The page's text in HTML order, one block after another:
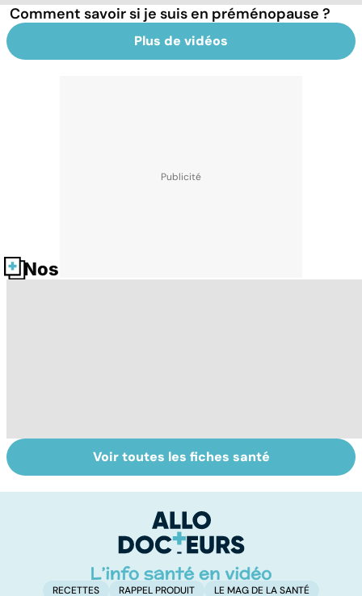
Comment savoir si je suis en préménopause ?
Plus de vidéos
Nos fiches santé
Pollution : quand
le danger vient
Dérèglement
hormonal : et si
surrénales ?
Voir toutes les fiches santé
RECETTES RAPPEL PRODUIT LE MAG DE LA SANTÉ